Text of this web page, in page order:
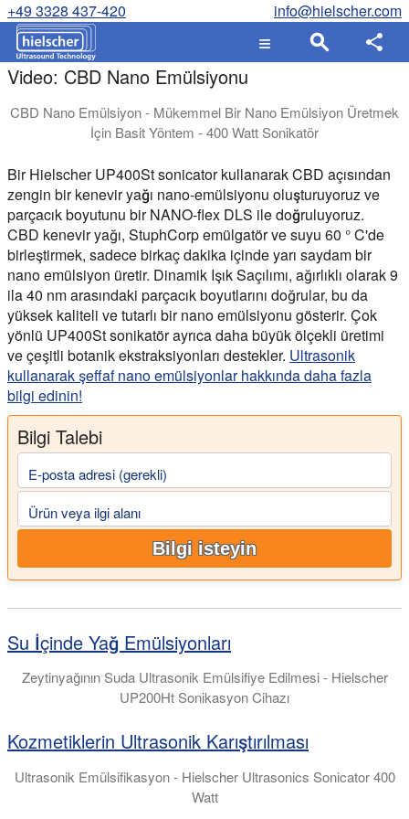
+49 3328 437-420 info@hielscher.com
Video: CBD Nano Emülsiyonu
CBD Nano Emülsiyon - Mükemmel Bir Nano Emülsiyon Üretmek
İçin Basit Yöntem - 400 Watt Sonikatör
Bir Hielscher UP400St sonicator kullanarak CBD açısından
zengin bir kenevir yağı nano-emülsiyonu oluşturuyoruz ve
parçacık boyutunu bir NANO-flex DLS ile doğruluyoruz.
CBD kenevir yağı, StuphCorp emülgatör ve suyu 60 ° C'de
birleştirmek, sadece birkaç dakika içinde yarı saydam bir
nano emülsiyon üretir. Dinamik Işık Saçılımı, ağırlıklı olarak 9
ila 40 nm arasındaki parçacık boyutlarını doğrular, bu da
yüksek kaliteli ve tutarlı bir nano emülsiyonu gösterir. Çok
yönlü UP400St sonikatör ayrıca daha büyük ölçekli üretimi
ve çeşitli botanik ekstraksiyonları destekler. Ultrasonik
kullanarak şeffaf nano emülsiyonlar hakkında daha fazla
bilgi edinin!
Bilgi Talebi
E-posta adresi (gerekli)
Ürün veya ilgi alanı
Bilgi isteyin
Su İçinde Yağ Emülsiyonları
Zeytinyağının Suda Ultrasonik Emülsifiye Edilmesi - Hielscher
UP200Ht Sonikasyon Cihazı
Kozmetiklerin Ultrasonik Karıştırılması
Ultrasonik Emülsifikasyon - Hielscher Ultrasonics Sonicator 400
Watt